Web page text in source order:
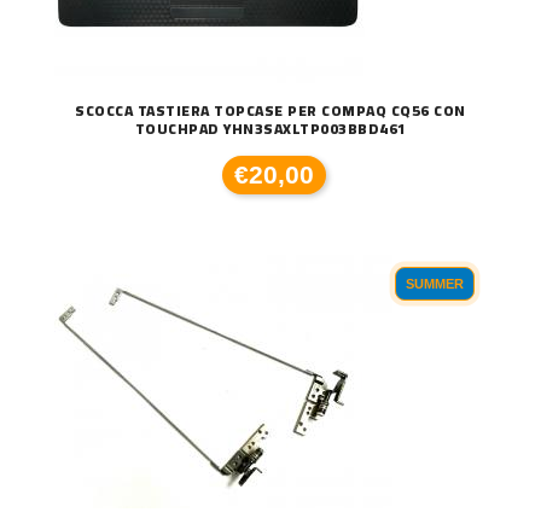
SCOCCA TASTIERA TOPCASE PER COMPAQ CQ56 CON
TOUCHPAD YHN3SAXLTP003BBD461
€20,00
SUMMER